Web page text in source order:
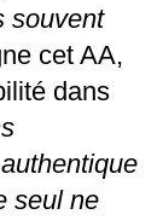
souvent
cet AA,
dans
seul ne